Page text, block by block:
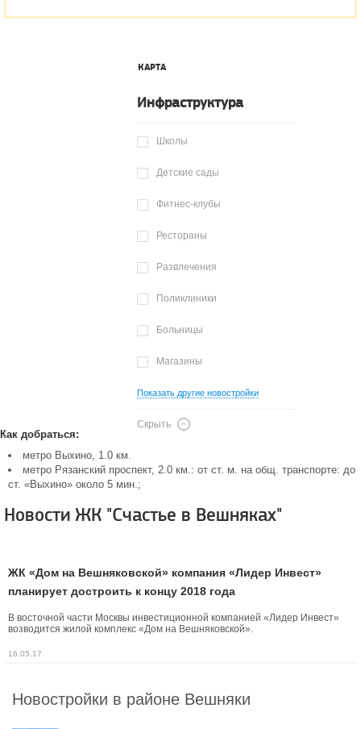
КАРТА
Инфраструктура
Школы
Детские сады
Фитнес-клубы
Рестораны
Развлечения
Поликлиники
Больницы
Магазины
Показать другие новостройки
Скрыть
Как добраться:
метро Выхино, 1.0 км.
метро Рязанский проспект, 2.0 км.: от ст. м. на общ. транспорте: до
ст. «Выхино» около 5 мин.;
Новости ЖК "Счастье в Вешняках"
ЖК «Дом на Вешняковской» компания «Лидер Инвест»
планирует достроить к концу 2018 года
В восточной части Москвы инвестиционной компанией «Лидер Инвест»
возводится жилой комплекс «Дом на Вешняковской».
16.05.17
Новостройки в районе Вешняки